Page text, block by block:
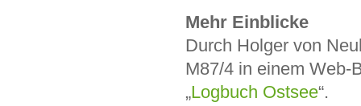
Mehr Einblicke
Durch Holger von
M87/4 in einem Web-
„Logbuch Ostsee“.